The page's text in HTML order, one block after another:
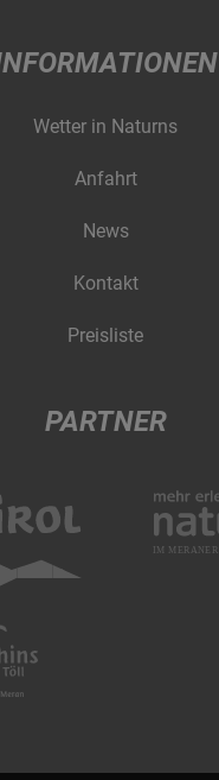
Wetter in Naturns
Anfahrt
News
Kontakt
Preisliste
PARTNER